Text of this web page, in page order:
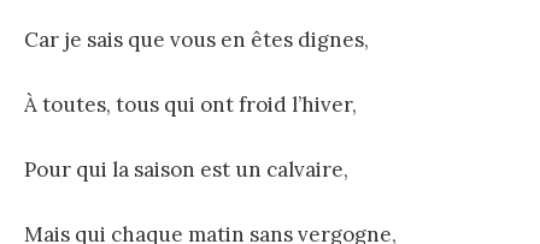
Car je sais que vous en êtes dignes,
À toutes, tous qui ont froid l’hiver,
Pour qui la saison est un calvaire,
Mais qui chaque matin sans vergogne,